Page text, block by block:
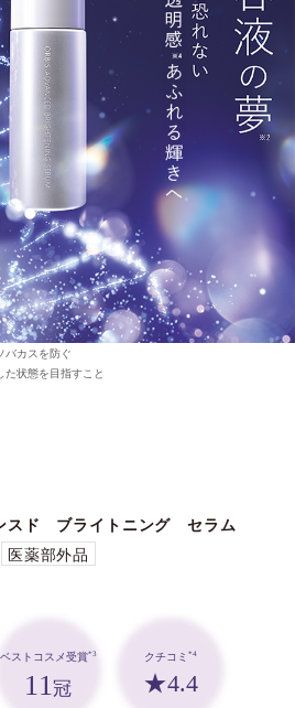
バカスを防ぐ
た状態を目指すこと
スド ブライトニング セラム
医薬部外品
ベストコスメ受賞*3
11冠
クチコミ *4
★4.4